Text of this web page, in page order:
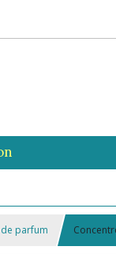
parfum